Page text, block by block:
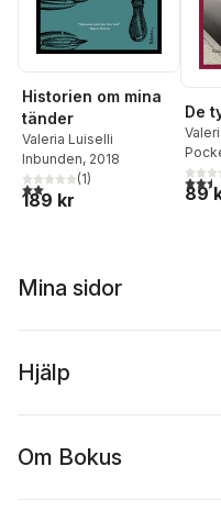
Historien om mina
tänder
Valeria Luiselli
Inbunden, 2018
2,0utav 5 stjärnor. Totalt antal
(1)
189 kr
De
2,5
89
Mina sidor
Hjälp
Om Bokus